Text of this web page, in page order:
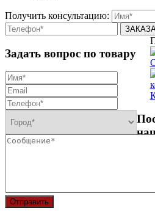
Получить консультацию:
Задать вопрос по товару
Отправить